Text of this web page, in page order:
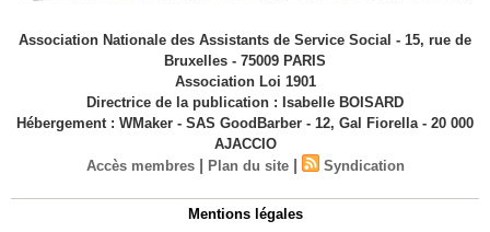
Association Nationale des Assistants de Service Social - 15, rue de
Bruxelles - 75009 PARIS
Association Loi 1901
Directrice de la publication : Isabelle BOISARD
Hébergement : WMaker - SAS GoodBarber - 12, Gal Fiorella - 20 000
AJACCIO
Accès membres | Plan du site | Syndication
Mentions légales